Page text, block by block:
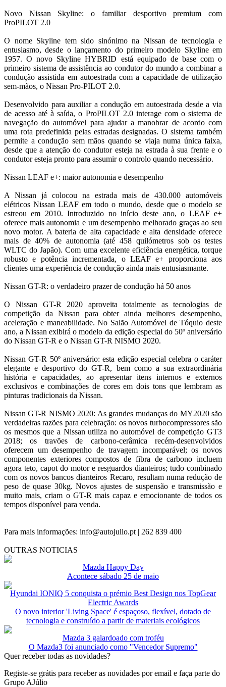
Novo Nissan Skyline: o familiar desportivo premium com
ProPILOT 2.0
O nome Skyline tem sido sinónimo na Nissan de tecnologia e
entusiasmo, desde o lançamento do primeiro modelo Skyline em
1957. O novo Skyline HYBRID está equipado de base com o
primeiro sistema de assistência ao condutor do mundo a combinar a
condução assistida em autoestrada com a capacidade de utilização
sem-mãos, o Nissan Pro-PILOT 2.0.
Desenvolvido para auxiliar a condução em autoestrada desde a via
de acesso até à saída, o ProPILOT 2.0 interage com o sistema de
navegação do automóvel para ajudar a manobrar de acordo com
uma rota predefinida pelas estradas designadas. O sistema também
permite a condução sem mãos quando se viaja numa única faixa,
desde que a atenção do condutor esteja na estrada à sua frente e o
condutor esteja pronto para assumir o controlo quando necessário.
Nissan LEAF e+: maior autonomia e desempenho
A Nissan já colocou na estrada mais de 430.000 automóveis
elétricos Nissan LEAF em todo o mundo, desde que o modelo se
estreou em 2010. Introduzido no início deste ano, o LEAF e+
oferece mais autonomia e um desempenho melhorado graças ao seu
novo motor. A bateria de alta capacidade e alta densidade oferece
mais de 40% de autonomia (até 458 quilómetros sob os testes
WLTC do Japão). Com uma excelente eficiência energética, torque
robusto e potência incrementada, o LEAF e+ proporciona aos
clientes uma experiência de condução ainda mais entusiasmante.
Nissan GT-R: o verdadeiro prazer de condução há 50 anos
O Nissan GT-R 2020 aproveita totalmente as tecnologias de
competição da Nissan para obter ainda melhores desempenho,
aceleração e maneabilidade. No Salão Automóvel de Tóquio deste
ano, a Nissan exibirá o modelo da edição especial do 50º aniversário
do Nissan GT-R e o Nissan GT-R NISMO 2020.
Nissan GT-R 50º aniversário: esta edição especial celebra o caráter
elegante e desportivo do GT-R, bem como a sua extraordinária
história e capacidades, ao apresentar itens internos e externos
exclusivos e combinações de cores em dois tons que lembram as
pinturas tradicionais da Nissan.
Nissan GT-R NISMO 2020: As grandes mudanças do MY2020 são
verdadeiras razões para celebração: os novos turbocompressores são
os mesmos que a Nissan utiliza no automóvel de competição GT3
2018; os travões de carbono-cerâmica recém-desenvolvidos
oferecem um desempenho de travagem incomparável; os novos
componentes exteriores compostos de fibra de carbono incluem
agora teto, capot do motor e resguardos dianteiros; tudo combinado
com os novos bancos dianteiros Recaro, resultam numa redução de
peso de quase 30kg. Novos ajustes de suspensão e transmissão e
muito mais, criam o GT-R mais capaz e emocionante de todos os
tempos disponível para venda.
Para mais informações: info@autojulio.pt | 262 839 400
OUTRAS NOTICIAS
Mazda Happy Day
Acontece sábado 25 de maio
Hyundai IONIQ 5 conquista o prémio Best Design nos TopGear
Electric Awards
O novo interior 'Living Space' é espaçoso, flexível, dotado de
tecnologia e construído a partir de materiais ecológicos
Mazda 3 galardoado com troféu
O Mazda3 foi anunciado como "Vencedor Supremo"
Quer receber todas as novidades?
Registe-se grátis para receber as novidades por email e faça parte do
Grupo AJúlio